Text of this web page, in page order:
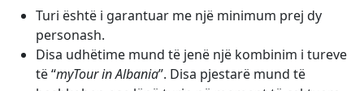
Turi është i garantuar me një minimum prej dy
personash.
Disa udhëtime mund të jenë një kombinim i tureve
të “myTour in Albania”. Disa pjestarë mund të